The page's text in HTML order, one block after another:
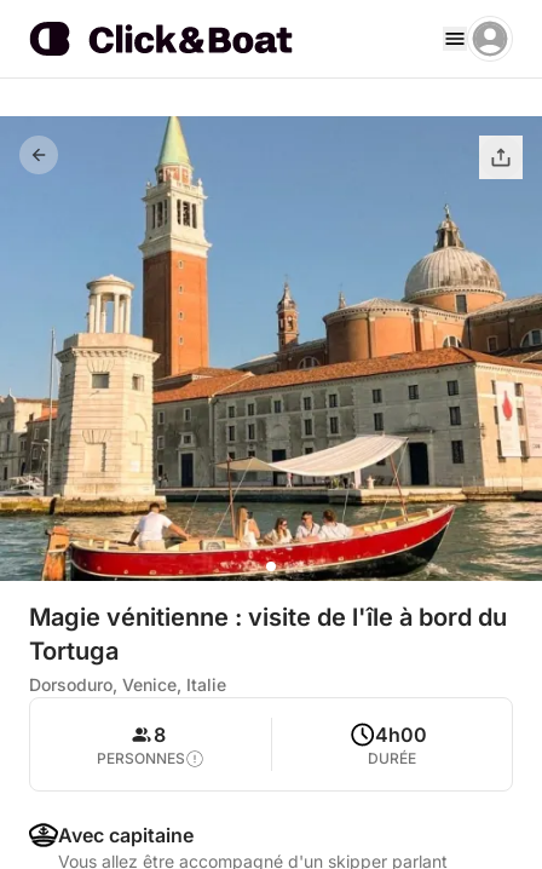
Magie vénitienne : visite de l'île à bord du
Tortuga
Dorsoduro, Venice, Italie
8
PERSONNES
4h00
DURÉE
Avec capitaine
Vous allez être accompagné d'un skipper parlant